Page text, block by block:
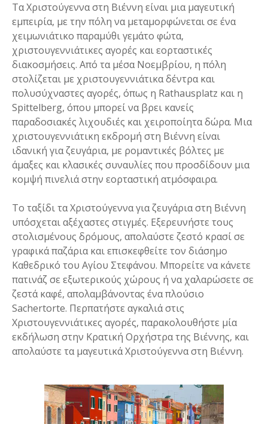
Τα Χριστούγεννα στη Βιέννη είναι μια μαγευτική
εμπειρία, με την πόλη να μεταμορφώνεται σε ένα
χειμωνιάτικο παραμύθι γεμάτο φώτα,
χριστουγεννιάτικες αγορές και εορταστικές
διακοσμήσεις. Από τα μέσα Νοεμβρίου, η πόλη
στολίζεται με χριστουγεννιάτικα δέντρα και
πολυσύχναστες αγορές, όπως η Rathausplatz και η
Spittelberg, όπου μπορεί να βρει κανείς
παραδοσιακές λιχουδιές και χειροποίητα δώρα. Μια
χριστουγεννιάτικη εκδρομή στη Βιέννη είναι
ιδανική για ζευγάρια, με ρομαντικές βόλτες με
άμαξες και κλασικές συναυλίες που προσδίδουν μια
κομψή πινελιά στην εορταστική ατμόσφαιρα.
Το ταξίδι τα Χριστούγεννα για ζευγάρια στη Βιέννη
υπόσχεται αξέχαστες στιγμές. Εξερευνήστε τους
στολισμένους δρόμους, απολαύστε ζεστό κρασί σε
γραφικά παζάρια και επισκεφθείτε τον διάσημο
Καθεδρικό του Αγίου Στεφάνου. Μπορείτε να κάνετε
πατινάζ σε εξωτερικούς χώρους ή να χαλαρώσετε σε
ζεστά καφέ, απολαμβάνοντας ένα πλούσιο
Sachertorte. Περπατήστε αγκαλιά στις
Χριστουγεννιάτικες αγορές, παρακολουθήστε μία
εκδήλωση στην Κρατική Ορχήστρα της Βιέννης, και
απολαύστε τα μαγευτικά Χριστούγεννα στη Βιέννη.